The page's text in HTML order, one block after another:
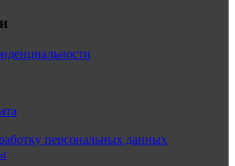
персональных данных